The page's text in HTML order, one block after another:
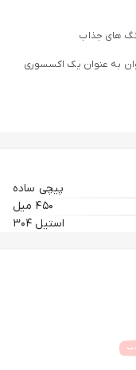
های جذاب
به عنوان یک اکسسوری
پیچی ساده
۴۵۰ میل
استیل ۳۰۴